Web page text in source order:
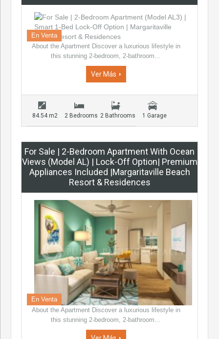
En Venta
About the Apartment Discover a luxurious lifestyle in
this stunning 2-bedroom, 2-bathroom…
Ver Más
84.54 m2 2 Bedrooms 2 Bathrooms 1 Garage
For Sale | 2-Bedroom Apartment With Ocean
Views (Model AL) | Lock-Off Option| Premium
Appliances Included |Margaritaville Beach
Resort & Residences
En Venta
About the Apartment Discover a luxurious lifestyle in
this stunning 2-bedroom, 2-bathroom…